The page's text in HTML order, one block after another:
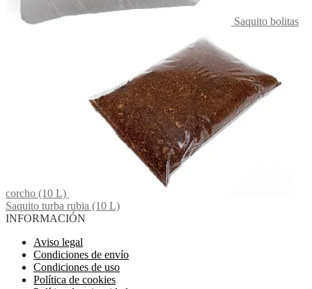
Saquito bolitas
corcho (10 L)
Saquito turba rubia (10 L)
INFORMACIÓN
Aviso legal
Condiciones de envío
Condiciones de uso
Política de cookies